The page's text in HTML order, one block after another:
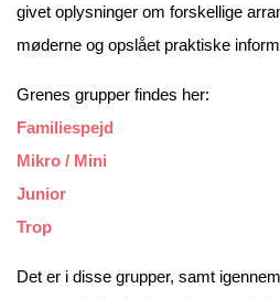
givet oplysninger om forskellige
møderne og opslået praktiske
Grenes grupper findes her:
Familiespejd
Mikro / Mini
Junior
Trop
Det er i disse grupper, samt igennem